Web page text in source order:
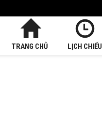
TRANG CHỦ LỊCH CHIẾU